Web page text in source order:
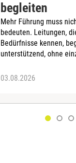
begleiten
Mehr Führung muss
bedeuten. Leitungen,
Bedürfnisse kennen,
unterstützend, ohne
03.08.2026